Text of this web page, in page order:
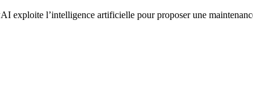
exploite l’intelligence artificielle pour proposer une